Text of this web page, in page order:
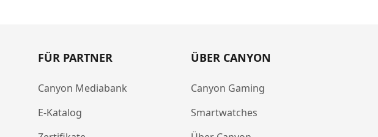
FÜR PARTNER
Canyon Mediabank
E-Katalog
ÜBER CANYON
Canyon Gaming
Smartwatches